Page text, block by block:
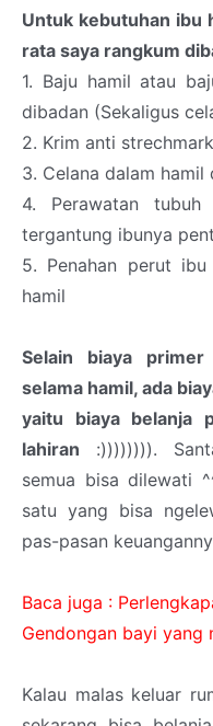
Untuk kebutuhan ibu
rata saya rangkum
1. Baju hamil atau
dibadan (Sekaligus
2. Krim anti
3. Celana dalam hamil
4. Perawatan
tergantung ibunya
5. Penahan perut
hamil
Selain biaya
selama hamil, ada
yaitu biaya belanja
lahiran :)))))))).
semua bisa dilewati
satu yang bisa
pas-pasan
Baca juga :
Gendongan bayi yang
Kalau malas keluar